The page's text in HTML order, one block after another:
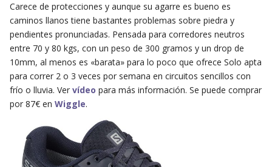
Carece de protecciones y aunque su agarre es bueno es
caminos llanos tiene bastantes problemas sobre piedra y
pendientes pronunciadas. Pensada para corredores neutros
entre 70 y 80 kgs, con un peso de 300 gramos y un drop de
10mm, al menos es «barata» para lo poco que ofrece Solo apta
para correr 2 o 3 veces por semana en circuitos sencillos con
frío o lluvia. Ver vídeo para más información. Se puede comprar
por 87€ en Wiggle.